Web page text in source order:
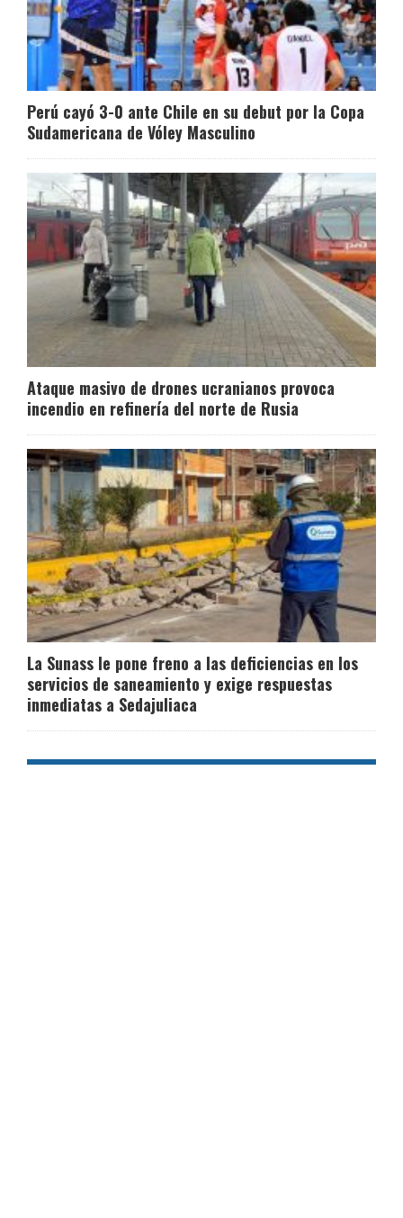
Perú cayó 3-0 ante Chile en su debut por la Copa
Sudamericana de Vóley Masculino
Ataque masivo de drones ucranianos provoca
incendio en refinería del norte de Rusia
La Sunass le pone freno a las deficiencias en los
servicios de saneamiento y exige respuestas
inmediatas a Sedajuliaca